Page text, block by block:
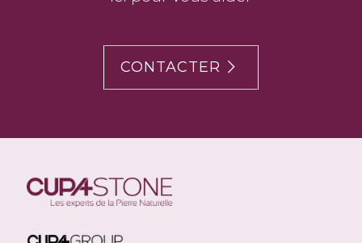
CONTACTER